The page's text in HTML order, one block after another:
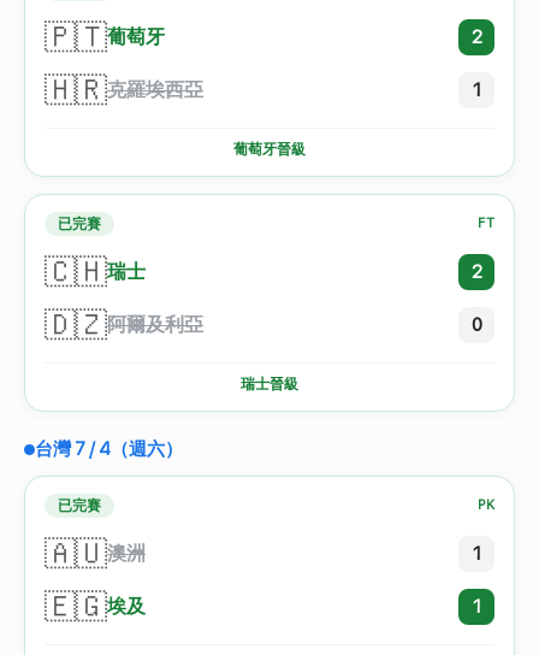
🇵🇹葡萄牙 2
🇭🇷克羅埃西亞 1
葡萄牙晉級
已完賽 FT
🇨🇭瑞士 2
🇩🇿阿爾及利亞 0
瑞士晉級
台灣 7 / 4（週六）
已完賽 PK
🇦🇺澳洲 1
🇪🇬埃及 1